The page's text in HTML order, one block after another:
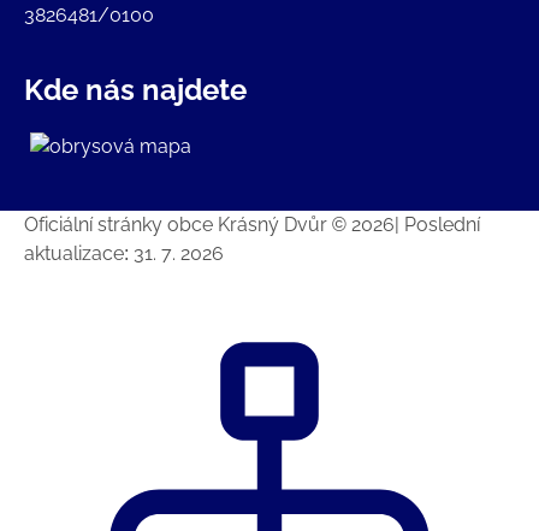
3826481/0100
Kde nás najdete
Oficiální stránky obce Krásný Dvůr © 2026| Poslední
aktualizace: 31. 7. 2026